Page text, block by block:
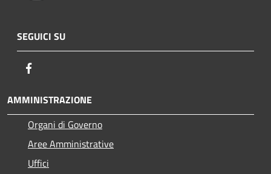
SEGUICI SU
AMMINISTRAZIONE
Organi di Governo
Aree Amministrative
Uffici